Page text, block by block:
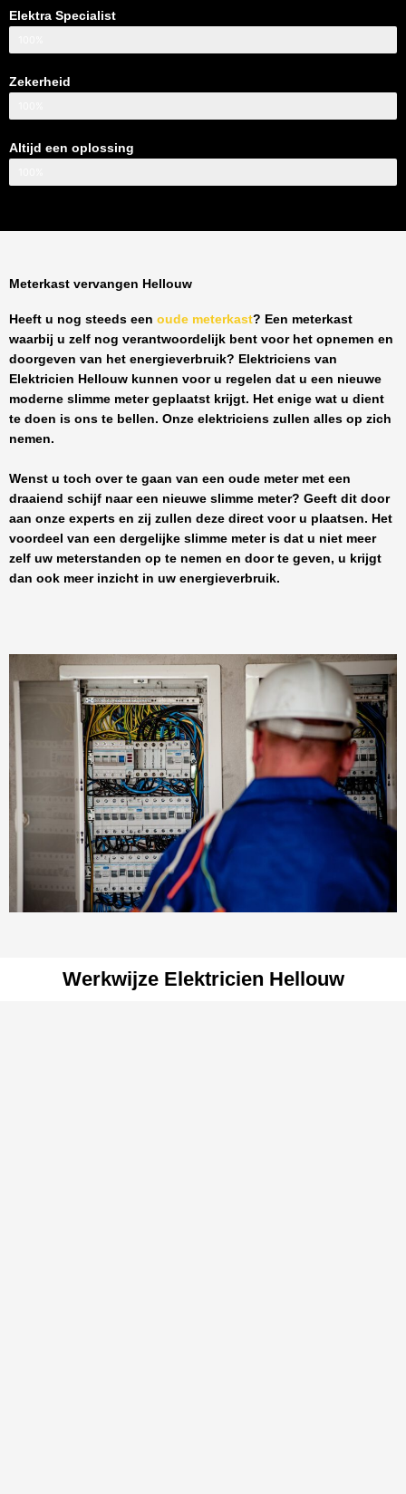
Elektra Specialist
Zekerheid
Altijd een oplossing
Meterkast vervangen Hellouw
Heeft u nog steeds een oude meterkast? Een meterkast
waarbij u zelf nog verantwoordelijk bent voor het opnemen en
doorgeven van het energieverbruik? Elektriciens van
Elektricien Hellouw kunnen voor u regelen dat u een nieuwe
moderne slimme meter geplaatst krijgt. Het enige wat u dient
te doen is ons te bellen. Onze elektriciens zullen alles op zich
nemen.
Wenst u toch over te gaan van een oude meter met een
draaiend schijf naar een nieuwe slimme meter? Geeft dit door
aan onze experts en zij zullen deze direct voor u plaatsen. Het
voordeel van een dergelijke slimme meter is dat u niet meer
zelf uw meterstanden op te nemen en door te geven, u krijgt
dan ook meer inzicht in uw energieverbruik.
Werkwijze Elektricien Hellouw